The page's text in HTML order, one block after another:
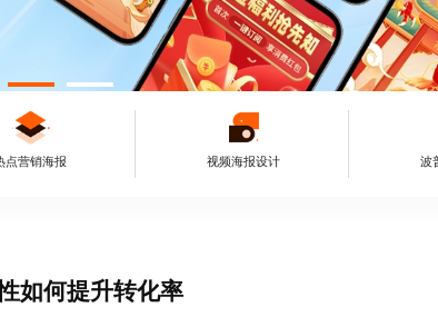
点营销海报 视频海报设计 波
如何提升转化率